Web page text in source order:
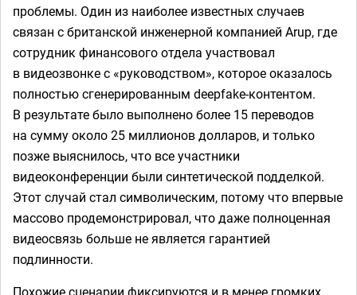
проблемы. Один из наиболее известных случаев
связан с британской инженерной компанией Arup, где
сотрудник финансового отдела участвовал
в видеозвонке с «руководством», которое оказалось
полностью сгенерированным deepfake-контентом.
В результате было выполнено более 15 переводов
на сумму около 25 миллионов долларов, и только
позже выяснилось, что все участники
видеоконференции были синтетической подделкой.
Этот случай стал символическим, потому что впервые
массово продемонстрировал, что даже полноценная
видеосвязь больше не является гарантией
подлинности.